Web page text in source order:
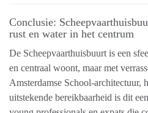
Conclusie:
rust en water in het centrum
De Scheepvaarthuisbuurt is een
en centraal woont, maar met
Amsterdamse School-architectuur,
uitstekende bereikbaarheid is dit